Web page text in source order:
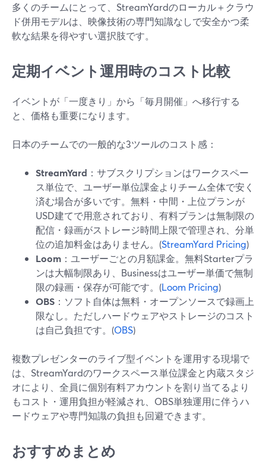
多くのチームにとって、StreamYardのローカル＋クラウ
ド併用モデルは、映像技術の専門知識なしで安全かつ柔
軟な結果を得やすい選択肢です。
定期イベント運用時のコスト比較
イベントが「一度きり」から「毎月開催」へ移行する
と、価格も重要になります。
日本のチームでの一般的な3ツールのコスト感：
StreamYard ：サブスクリプションはワークスペー
ス単位で、ユーザー単位課金よりチーム全体で安く
済む場合が多いです。無料・中間・上位プランが
USD建てで用意されており、有料プランは無制限の
配信・録画がストレージ時間上限で管理され、分単
位の追加料金はありません。(StreamYard Pricing)
Loom ：ユーザーごとの月額課金。無料Starterプラ
ンは大幅制限あり、Businessはユーザー単価で無制
限の録画・保存が可能です。(Loom Pricing)
OBS ：ソフト自体は無料・オープンソースで録画上
限なし。ただしハードウェアやストレージのコスト
は自己負担です。(OBS)
複数プレゼンターのライブ型イベントを運用する現場で
は、StreamYardのワークスペース単位課金と内蔵スタジ
オにより、全員に個別有料アカウントを割り当てるより
もコスト・運用負担が軽減され、OBS単独運用に伴うハ
ードウェアや専門知識の負担も回避できます。
おすすめまとめ